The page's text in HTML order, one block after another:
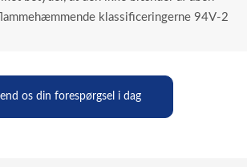
klassificeringerne 94V-2
os din forespørgsel i dag